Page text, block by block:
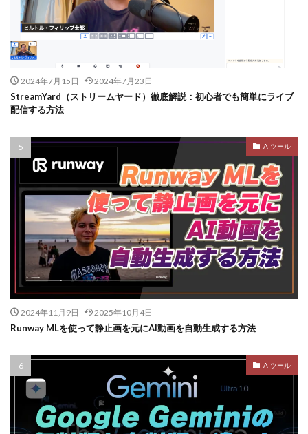
2024年7月15日 2024年7月23日
StreamYard（ストリームヤード）徹底解説：初心者でも簡単にライブ
配信する方法
AIツール
2024年11月9日 2025年10月4日
Runway MLを使って静止画を元にAI動画を自動生成する方法
AIツール